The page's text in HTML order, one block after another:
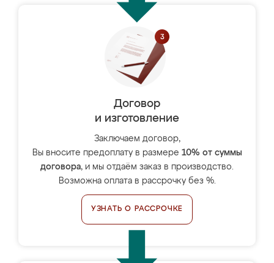
Договор
и изготовление
Заключаем договор,
Вы вносите предоплату в размере 10% от суммы
договора, и мы отдаём заказ в производство.
Возможна оплата в рассрочку без %.
УЗНАТЬ О РАССРОЧКЕ